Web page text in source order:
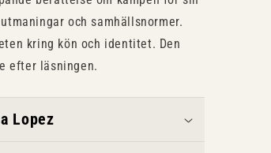
och samhällsnormer.
kring kön och identitet. Den
efter läsningen.
Lopez